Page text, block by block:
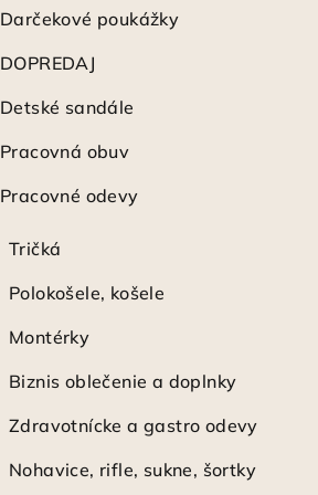
Darčekové poukážky
DOPREDAJ
Detské sandále
Pracovná obuv
Pracovné odevy
Tričká
Polokošele, košele
Montérky
Biznis oblečenie a doplnky
Zdravotnícke a gastro odevy
Nohavice, rifle, sukne, šortky